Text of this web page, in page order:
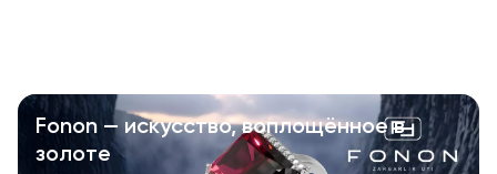
Fonon — искусство, воплощённое в
золоте